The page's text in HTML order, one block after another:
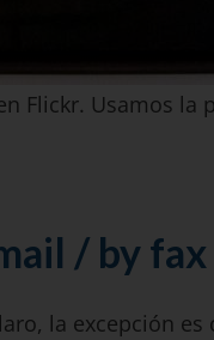
Flickr. Usamos la
/ by fax
la excepción es